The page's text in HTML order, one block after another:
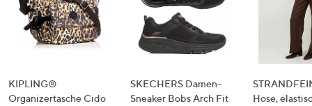
KIPLING®
Organizertasche Cido
SKECHERS Damen-
Sneaker Bobs Arch Fit
Hose,